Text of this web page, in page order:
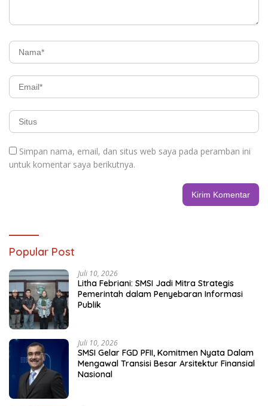
Simpan nama, email, dan situs web saya pada peramban ini
untuk komentar saya berikutnya.
Popular Post
Juli 10, 2026
Litha Febriani: SMSI Jadi Mitra Strategis
Pemerintah dalam Penyebaran Informasi
Publik
Juli 10, 2026
SMSI Gelar FGD PFII, Komitmen Nyata Dalam
Mengawal Transisi Besar Arsitektur Finansial
Nasional